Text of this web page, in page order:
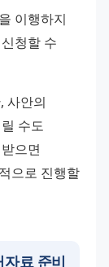
이행하지
청할 수
사안의
수도
으면
으로 진행할
료 준비